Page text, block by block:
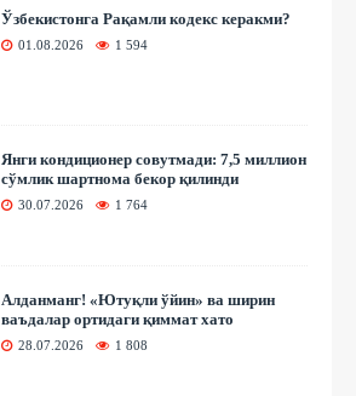
Ўзбекистонга Рақамли кодекс керакми?
01.08.2026 1 594
Янги кондиционер совутмади: 7,5 миллион
сўмлик шартнома бекор қилинди
30.07.2026 1 764
Алданманг! «Ютуқли ўйин» ва ширин
ваъдалар ортидаги қиммат хато
28.07.2026 1 808